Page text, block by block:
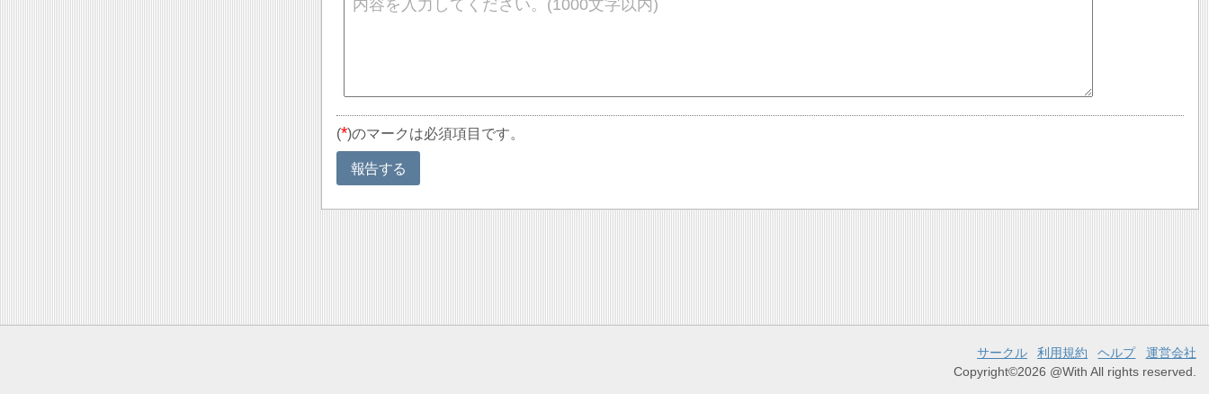
(*)のマークは必須項目です。
報告する
サークル 利用規約 ヘルプ
運営会社
Copyright©2026 @With All rights reserved.